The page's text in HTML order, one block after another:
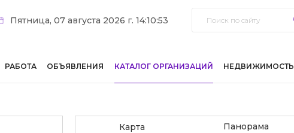
Пятница, 07 августа 2026 г. 14:10:53
РАБОТА ОБЪЯВЛЕНИЯ КАТАЛОГ ОРГАНИЗАЦИЙ НЕДВИЖИМОСТЬ
Карта Панорама